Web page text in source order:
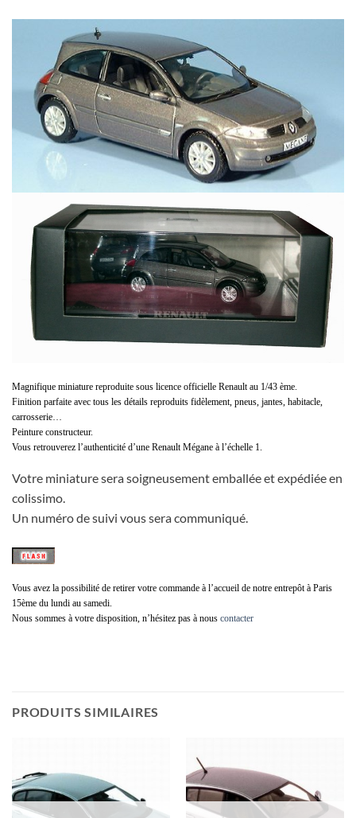
Magnifique miniature reproduite sous licence officielle Renault au 1/43 ème.
Finition parfaite avec tous les détails reproduits fidèlement, pneus, jantes, habitacle,
carrosserie…
Peinture constructeur.
Vous retrouverez l’authenticité d’une Renault Mégane à l’échelle 1.
Votre miniature sera soigneusement emballée et expédiée en
colissimo.
Un numéro de suivi vous sera communiqué.
Vous avez la possibilité de retirer votre commande à l’accueil de notre entrepôt à Paris
15ème du lundi au samedi.
Nous sommes à votre disposition, n’hésitez pas à nous contacter
PRODUITS SIMILAIRES